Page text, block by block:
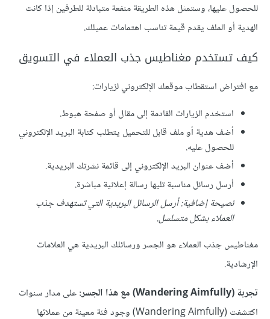
للحصول عليها، وستمثل هذه الطريقة منفعة متبادلة للطرفين إذا كانت
الهدية أو الملف يقدم قيمة تناسب اهتمامات عميلك.
كيف تستخدم مغناطيس جذب العملاء في التسويق
مع افتراض استقطاب موقعك الإلكتروني لزيارات:
استخدم الزيارات القادمة إلى مقال أو صفحة هبوط.
أضف هدية أو ملف قابل للتحميل يتطلب كتابة البريد الإلكتروني
للحصول عليه.
أضف عنوان البريد الإلكتروني إلى قائمة نشرتك البريدية.
أرسل رسائل مناسبة تليها رسالة إعلانية مباشرة.
نصيحة إضافية: أرسل الرسائل البريدية التي تستهدف جذب
العملاء بشكل متسلسل.
مغناطيس جذب العملاء هو الجسر ورسائلك البريدية هي العلامات
الإرشادية.
تجربة (Wandering Aimfully) مع هذا الجسر:
على مدار سنوات
اكتشفت (Wandering Aimfully) وجود فئة معينة من عملائها